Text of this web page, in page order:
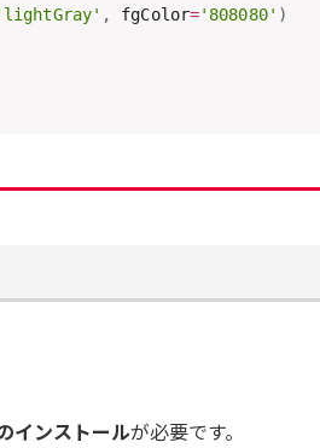
, fgColor='808080' )
インストールが必要です。